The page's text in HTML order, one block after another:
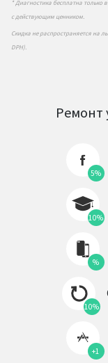
* Диагностика бесплатна только
с действующим ценником.
Скидка не распространяется на
DPH).
Ремонт
5%
10%
%
10%
+1